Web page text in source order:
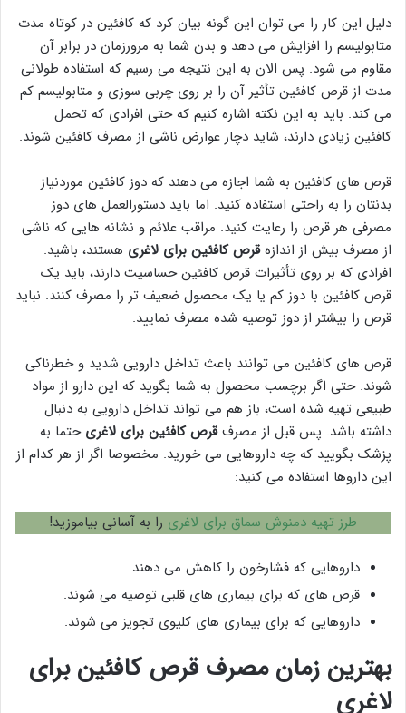
دلیل این کار را می توان این گونه بیان کرد که کافئین در کوتاه مدت
متابولیسم را افزایش می دهد و بدن شما به مرورزمان در برابر آن
مقاوم می شود. پس الان به این نتیجه می رسیم که استفاده طولانی
مدت از قرص کافئین تأثیر آن را بر روی چربی سوزی و متابولیسم کم
می کند. باید به این نکته اشاره کنیم که حتی افرادی که تحمل
کافئین زیادی دارند، شاید دچار عوارض ناشی از مصرف کافئین شوند.
قرص های کافئین به شما اجازه می دهند که دوز کافئین موردنیاز
بدنتان را به راحتی استفاده کنید. اما باید دستورالعمل های دوز
مصرفی هر قرص را رعایت کنید. مراقب علائم و نشانه هایی که ناشی
از مصرف بیش از اندازهقرص کافئین برای لاغری هستند، باشید.
افرادی که بر روی تأثیرات قرص کافئین حساسیت دارند، باید یک
قرص کافئین با دوز کم یا یک محصول ضعیف تر را مصرف کنند. نباید
قرص را بیشتر از دوز توصیه شده مصرف نمایید.
قرص های کافئین می توانند باعث تداخل دارویی شدید و خطرناکی
شوند. حتی اگر برچسب محصول به شما بگوید که این دارو از مواد
طبیعی تهیه شده است، باز هم می تواند تداخل دارویی به دنبال
داشته باشد. پس قبل از مصرفقرص کافئین برای لاغری حتما به
پزشک بگویید که چه داروهایی می خورید. مخصوصا اگر از هر کدام از
این داروها استفاده می کنید:
طرز تهیه دمنوش سماق برای لاغری را به آسانی بیاموزید!
داروهایی که فشارخون را کاهش می دهند
قرص های که برای بیماری های قلبی توصیه می شوند.
داروهایی که برای بیماری های کلیوی تجویز می شوند.
بهترین زمان مصرف قرص کافئین برای
لاغری